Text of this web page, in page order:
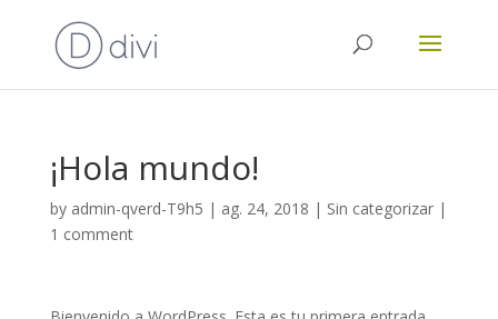
¡Hola mundo!
by admin-qverd-T9h5 | ag. 24, 2018 | Sin categorizar|
1 comment